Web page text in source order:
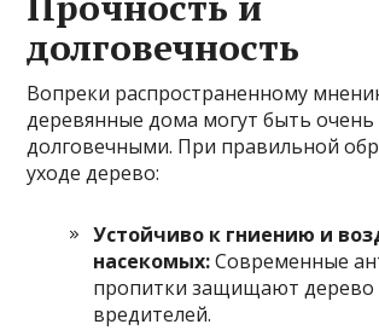
долговечность
Вопреки распространенному
деревянные дома могут быть
долговечными. При правильной
уходе дерево:
Устойчиво к гниению и
насекомых:Современные
пропитки защищают дерево
вредителей.